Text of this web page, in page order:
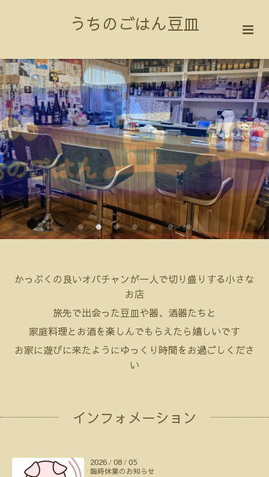
うちのごはん豆皿
かっぷくの良いオバチャンが一人で切り盛りする小さな
お店
旅先で出会った豆皿や器、酒器たちと
家庭料理とお酒を楽しんでもらえたら嬉しいです
お家に遊びに来たようにゆっくり時間をお過ごしくださ
い
インフォメーション
2026 / 08 / 05
臨時休業のお知らせ